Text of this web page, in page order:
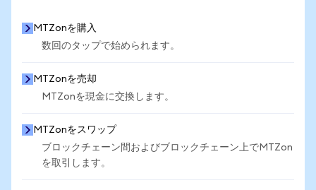
MTZonを購入
数回のタップで始められます。
MTZonを売却
MTZonを現金に交換します。
MTZonをスワップ
ブロックチェーン間およびブロックチェーン上でMTZon
を取引します。